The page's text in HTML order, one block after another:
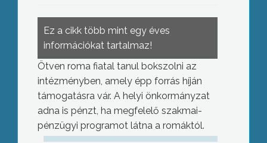
Ez a cikk több mint egy éves
információkat tartalmaz!
Ötven roma fiatal tanul bokszolni az
intézményben, amely épp forrás híján
támogatásra vár. A helyi önkormányzat
adna is pénzt, ha megfelelő szakmai-
pénzügyi programot látna a romáktól.